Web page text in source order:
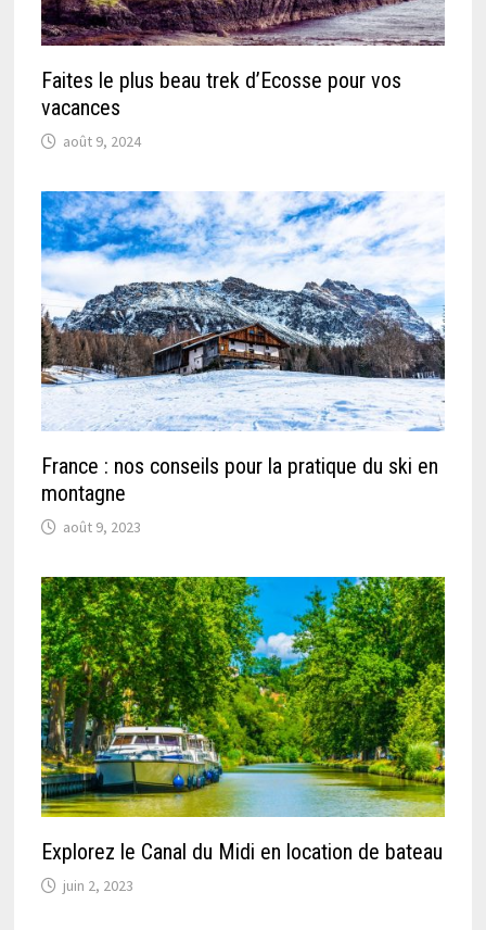
Faites le plus beau trek d’Ecosse pour vos
vacances
août 9, 2024
France : nos conseils pour la pratique du ski en
montagne
août 9, 2023
Explorez le Canal du Midi en location de bateau
juin 2, 2023